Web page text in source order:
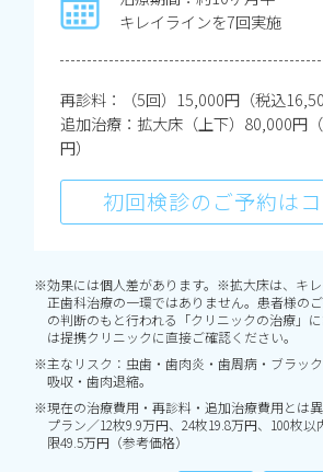
キレイラインを7回実施
再診料：（5回）15,000円（税込
追加治療：拡大床（上下）80,000円
円）
初回検診のご予約は
※効果には個人差があります。※拡大床は、キ
正歯科治療の一環ではありません。患者様の
の判断のもと行われる「クリニックの治療」
は提携クリニックに直接ご確認ください。
※主なリスク：虫歯・歯肉炎・歯周病・ブラッ
吸収・歯肉退縮。
※現在の治療費用・再診料・追加治療費用とは
プラン／12枚9.9万円、24枚19.8万円、100枚
限49.5万円（参考価格）